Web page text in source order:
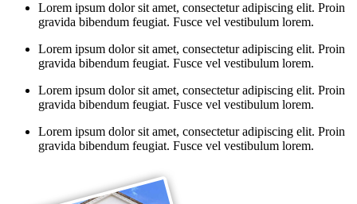
Lorem ipsum dolor sit amet, consectetur adipiscing elit. Proin
gravida bibendum feugiat. Fusce vel vestibulum lorem.
Lorem ipsum dolor sit amet, consectetur adipiscing elit. Proin
gravida bibendum feugiat. Fusce vel vestibulum lorem.
Lorem ipsum dolor sit amet, consectetur adipiscing elit. Proin
gravida bibendum feugiat. Fusce vel vestibulum lorem.
Lorem ipsum dolor sit amet, consectetur adipiscing elit. Proin
gravida bibendum feugiat. Fusce vel vestibulum lorem.